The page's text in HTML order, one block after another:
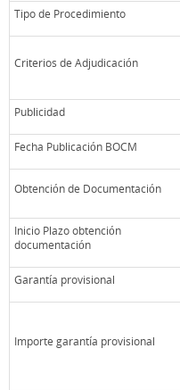
Tipo de Procedimiento
Criterios de Adjudicación
Publicidad
Fecha Publicación BOCM
Obtención de Documentación
Inicio Plazo obtención
documentación
Garantía provisional
Importe garantía provisional